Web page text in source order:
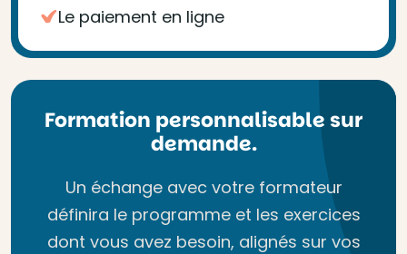
Le paiement en ligne
Formation personnalisable sur
demande.
Un échange avec votre formateur
définira le programme et les exercices
dont vous avez besoin, alignés sur vos